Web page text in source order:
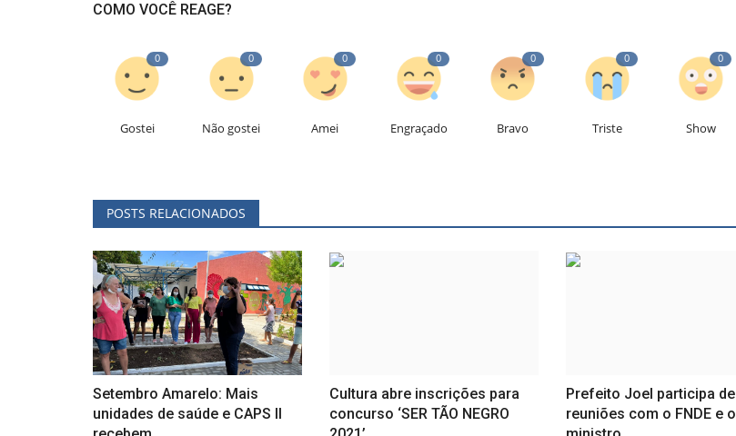
COMO VOCÊ REAGE?
0
Gostei
0
Não gostei
0
Amei
0
Engraçado
0
Bravo
0
Triste
0
Show
POSTS RELACIONADOS
Setembro Amarelo: Mais
unidades de saúde e CAPS II
Cultura abre inscrições para
concurso ‘SER TÃO NEGRO
Prefeito Joel participa de
reuniões com o FNDE e o